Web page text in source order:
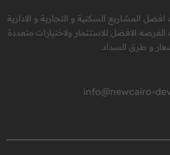
افضل المشاريع السكنية و التجارية و الادارية
الافضل للاستثمار ولاختيارات متعددة
و طرق السداد.
info@newcairo-